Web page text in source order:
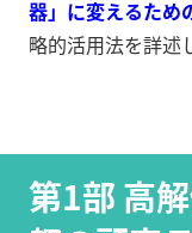
器」に変えるため
略的活用法を詳述
第1部 高